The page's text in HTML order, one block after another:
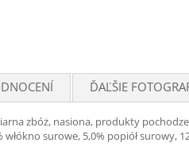
ĎAĽŠIE
zbóż, nasiona, produkty
włókno surowe, 5,0% popiół surowy,